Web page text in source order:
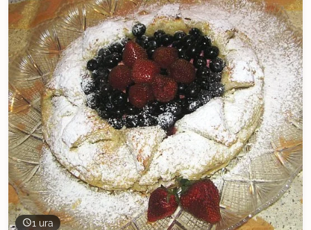
1 ura